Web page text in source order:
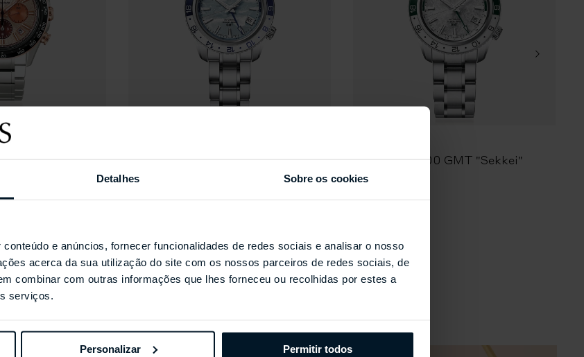
Detalhes Sobre os cookies
e anúncios, fornecer funcionalidades de redes sociais e analisar o nosso
acerca da sua utilização do site com os nossos parceiros de redes sociais, de
combinar com outras informações que lhes forneceu ou recolhidas por estes a
serviços.
Personalizar Permitir todos
Ponteiro de 24 horas (função de dupla indicação da hora)
Indicador de reserva de marcha
Função de ajuste da diferença horária ligada ao calendário
Limited Edition SBGJ275
Hi-Beat 36000 GMT "Sekkei"
SBGJ277
Selecionadas